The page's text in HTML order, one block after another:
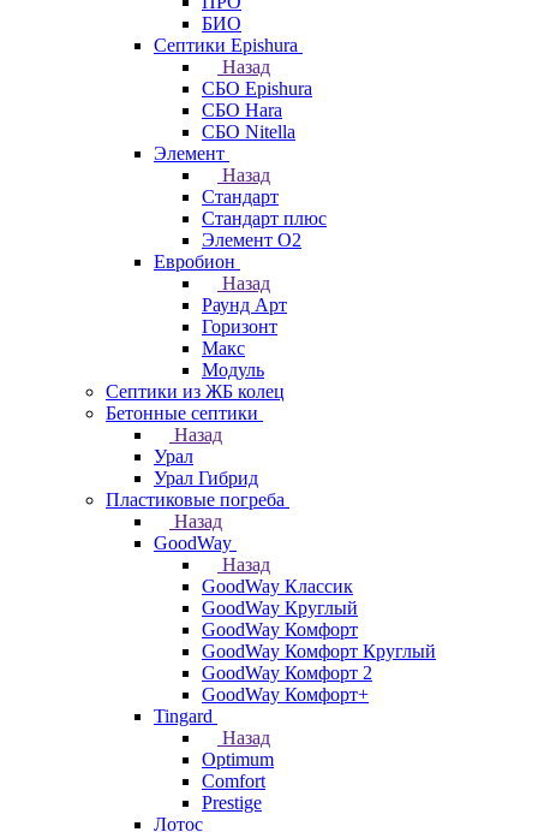
БИО
Септики Epishura
Назад
СБО Epishura
СБО Hara
СБО Nitella
Элемент
Назад
Стандарт
Стандарт плюс
Элемент О2
Евробион
Назад
Раунд Арт
Горизонт
Макс
Модуль
Септики из ЖБ колец
Бетонные септики
Назад
Урал
Урал Гибрид
Пластиковые погреба
Назад
GoodWay
Назад
GoodWay Классик
GoodWay Круглый
GoodWay Комфорт
GoodWay Комфорт Круглый
GoodWay Комфорт 2
GoodWay Комфорт+
Tingard
Назад
Optimum
Comfort
Prestige
Лотос